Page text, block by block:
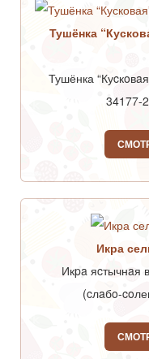
Тушёнка
Тушёнка
34177-
Икра
Икpa яcтычнaя
(cлaбo-